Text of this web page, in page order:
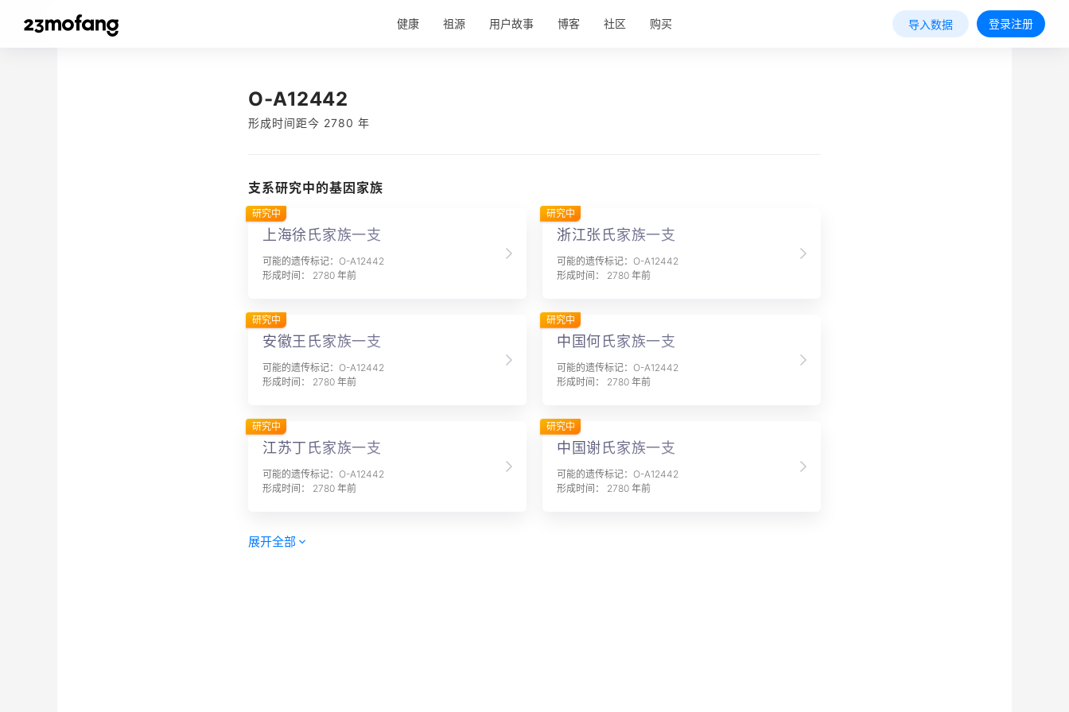
健康 祖源 用户故事 博客 社区 购买 导入数据 登录注册
O-A12442
形成时间距今 2780 年
支系研究中的基因家族
上海徐氏家族一支
可能的遗传标记：O-A12442
形成时间： 2780 年前
研究中
浙江张氏家族一支
可能的遗传标记：O-A12442
形成时间： 2780 年前
研究中
安徽王氏家族一支
可能的遗传标记：O-A12442
形成时间： 2780 年前
研究中
中国何氏家族一支
可能的遗传标记：O-A12442
形成时间： 2780 年前
研究中
江苏丁氏家族一支
可能的遗传标记：O-A12442
形成时间： 2780 年前
研究中
中国谢氏家族一支
可能的遗传标记：O-A12442
形成时间： 2780 年前
研究中
展开全部